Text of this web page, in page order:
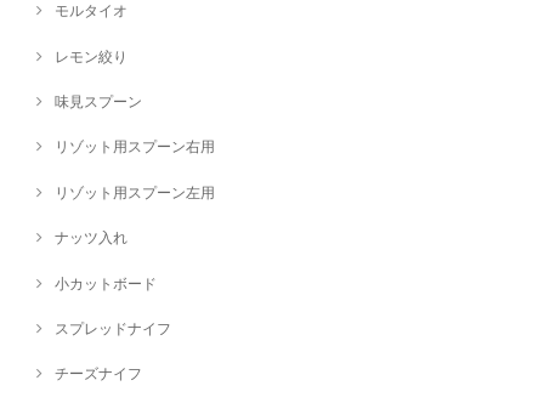
モルタイオ
レモン絞り
味見スプーン
リゾット用スプーン右用
リゾット用スプーン左用
ナッツ入れ
小カットボード
スプレッドナイフ
チーズナイフ